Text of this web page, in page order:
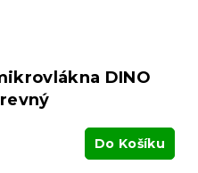
DINO
Do Košíku